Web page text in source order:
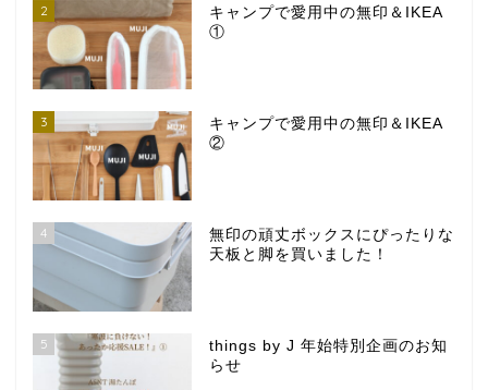
2
キャンプで愛用中の無印＆IKEA
①
3
キャンプで愛用中の無印＆IKEA
②
4
無印の頑丈ボックスにぴったりな
天板と脚を買いました！
5
things by J 年始特別企画のお知
らせ